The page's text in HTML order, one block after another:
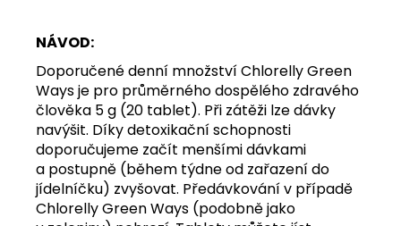
NÁVOD:
Doporučené denní množství Chlorelly Green
Ways je pro průměrného dospělého zdravého
člověka 5 g (20 tablet). Při zátěži lze dávky
navýšit. Díky detoxikační schopnosti
doporučujeme začít menšími dávkami
a postupně (během týdne od zařazení do
jídelníčku) zvyšovat. Předávkování v případě
Chlorelly Green Ways (podobně jako